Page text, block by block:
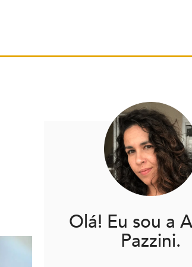
Olá! Eu sou a
Pazzini.